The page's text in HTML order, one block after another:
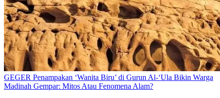
GEGER Penampakan ‘Wanita Biru’ di Gurun Al-‘Ula Bikin Warga
Madinah Gempar: Mitos Atau Fenomena Alam?